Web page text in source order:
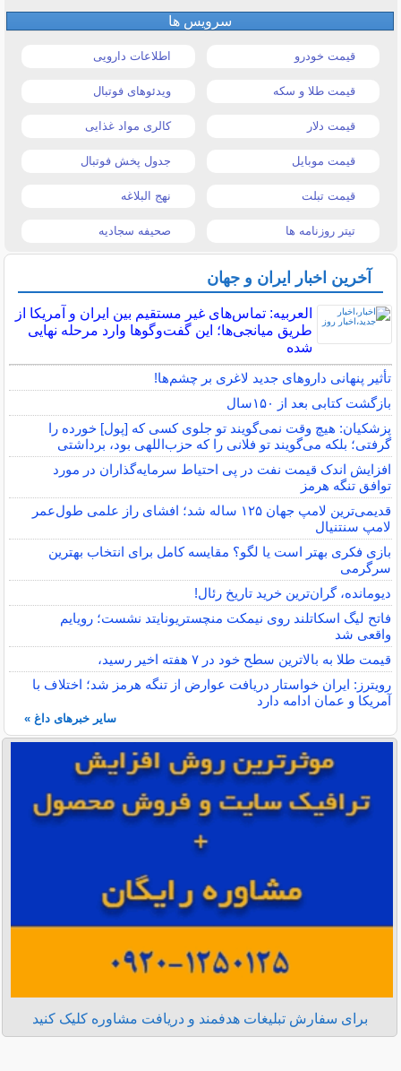
سرویس ها
قیمت خودرو اطلاعات دارویی
قیمت طلا و سکه ویدئوهای فوتبال
قیمت دلار کالری مواد غذایی
قیمت موبایل جدول پخش فوتبال
قیمت تبلت نهج البلاغه
تیتر روزنامه ها صحیفه سجادیه
آخرین اخبار ایران و جهان
العربیه: تماس‌های غیر مستقیم بین ایران و آمریکا از
طریق میانجی‌ها؛ این گفت‌و‌گو‌ها وارد مرحله نهایی
شده
تأثیر پنهانی داروهای جدید لاغری بر چشم‌ها!
بازگشت کتابی بعد از ۱۵۰سال
پزشکیان: هیچ وقت نمی‌گویند تو جلوی کسی که [پول] خورده را
گرفتی؛ بلکه می‌گویند تو فلانی را که حزب‌اللهی بود، برداشتی
افزایش اندک قیمت نفت در پی احتیاط سرمایه‌گذاران در مورد
توافق تنگه هرمز
قدیمی‌ترین لامپ جهان ۱۲۵ ساله شد؛ افشای راز علمی طول‌عمر
لامپ سنتنیال
بازی فکری بهتر است یا لگو؟ مقایسه کامل برای انتخاب بهترین
سرگرمی
دیومانده، گران‌ترین خرید تاریخ رئال!
فاتح لیگ اسکاتلند روی نیمکت منچستریونایتد نشست؛ رویایم
واقعی شد
قیمت طلا به بالاترین سطح خود در ۷ هفته اخیر رسید،
رویترز: ایران خواستار دریافت عوارض از تنگه هرمز شد؛ اختلاف با
آمریکا و عمان ادامه دارد
سایر خبرهای داغ »
برای سفارش تبلیغات هدفمند و دریافت مشاوره کلیک کنید